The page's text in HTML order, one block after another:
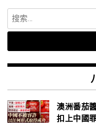
搜
索：
澳洲番茄
扣上中國